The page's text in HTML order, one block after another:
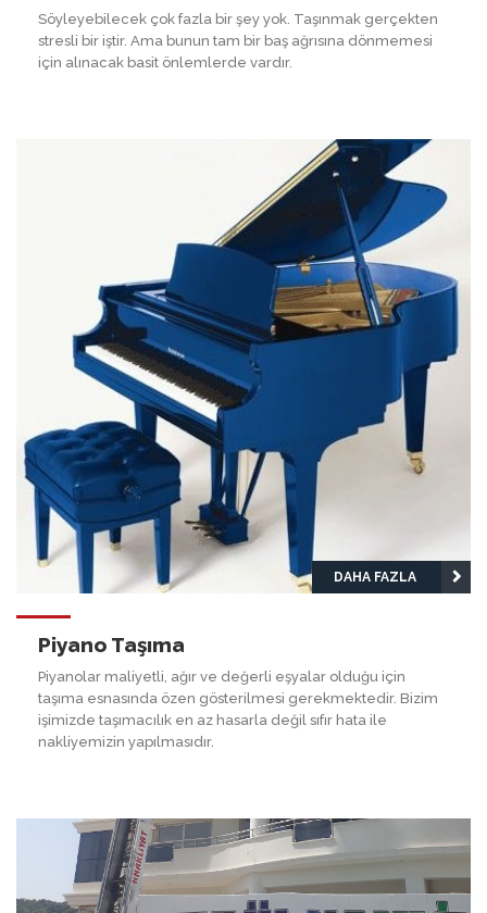
Söyleyebilecek çok fazla bir şey yok. Taşınmak gerçekten
stresli bir iştir. Ama bunun tam bir baş ağrısına dönmemesi
için alınacak basit önlemlerde vardır.
DAHA FAZLA
Piyano Taşıma
Piyanolar maliyetli, ağır ve değerli eşyalar olduğu için
taşıma esnasında özen gösterilmesi gerekmektedir. Bizim
işimizde taşımacılık en az hasarla değil sıfır hata ile
nakliyemizin yapılmasıdır.